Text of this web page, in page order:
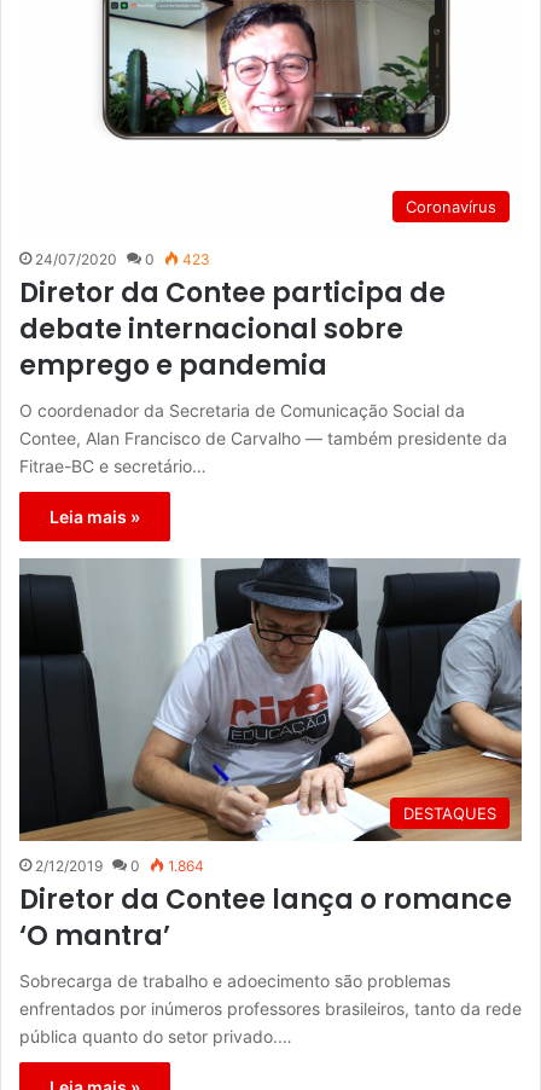
Coronavírus
24/07/2020 0 423
Diretor da Contee participa de
debate internacional sobre
emprego e pandemia
O coordenador da Secretaria de Comunicação Social da
Contee, Alan Francisco de Carvalho — também presidente da
Fitrae-BC e secretário…
Leia mais »
DESTAQUES
2/12/2019 0 1.864
Diretor da Contee lança o romance
‘O mantra’
Sobrecarga de trabalho e adoecimento são problemas
enfrentados por inúmeros professores brasileiros, tanto da rede
pública quanto do setor privado.…